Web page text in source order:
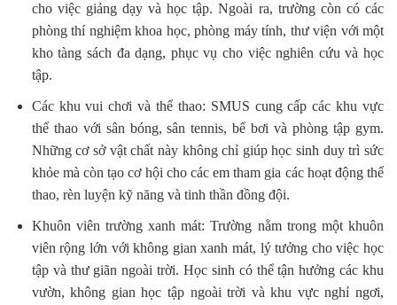
cho việc giảng dạy và học tập. Ngoài ra, trường còn có các
phòng thí nghiệm khoa học, phòng máy tính, thư viện với một
kho tàng sách đa dạng, phục vụ cho việc nghiên cứu và học
tập.
Các khu vui chơi và thể thao: SMUS cung cấp các khu vực
thể thao với sân bóng, sân tennis, bể bơi và phòng tập gym.
Những cơ sở vật chất này không chỉ giúp học sinh duy trì sức
khỏe mà còn tạo cơ hội cho các em tham gia các hoạt động thể
thao, rèn luyện kỹ năng và tinh thần đồng đội.
Khuôn viên trường xanh mát: Trường nằm trong một khuôn
viên rộng lớn với không gian xanh mát, lý tưởng cho việc học
tập và thư giãn ngoài trời. Học sinh có thể tận hưởng các khu
vườn, không gian học tập ngoài trời và khu vực nghỉ ngơi,